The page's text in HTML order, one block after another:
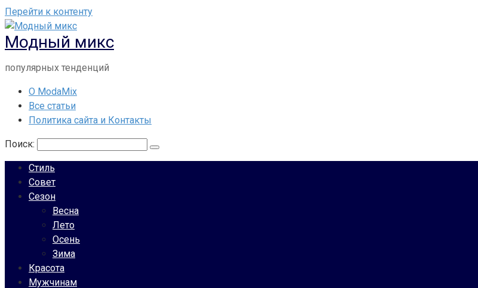
Перейти к контенту
Модный микс
популярных тенденций
О ModaMix
Все статьи
Политика сайта и Контакты
Поиск:
Стиль
Совет
Сезон
Весна
Лето
Осень
Зима
Красота
Мужчинам